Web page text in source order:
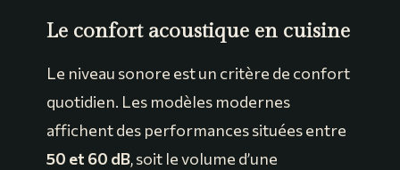
Le confort acoustique en cuisine
Le niveau sonore est un critère de confort
quotidien. Les modèles modernes
affichent des performances situées entre
50 et 60 dB, soit le volume d’une